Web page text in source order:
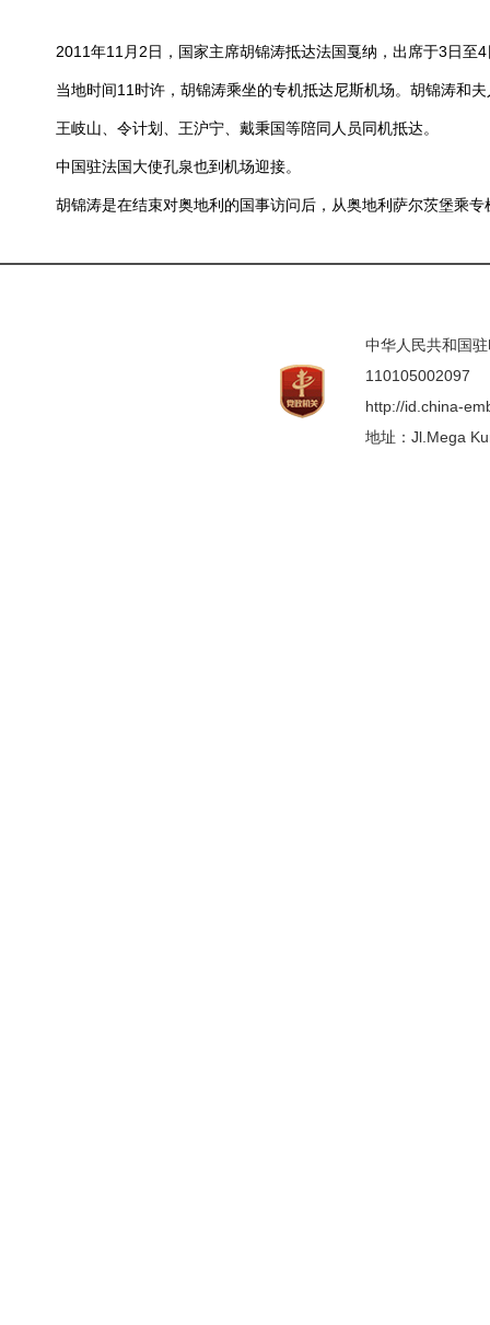
2011年11月2日，国家主席胡锦涛抵达法国戛纳，出席于3日至4
当地时间11时许，胡锦涛乘坐的专机抵达尼斯机场。胡锦涛和夫
王岐山、令计划、王沪宁、戴秉国等陪同人员同机抵达。
中国驻法国大使孔泉也到机场迎接。
胡锦涛是在结束对奥地利的国事访问后，从奥地利萨尔茨堡乘专
中华人民共和国
110105002097
http://id.china-
地址：Jl.Mega